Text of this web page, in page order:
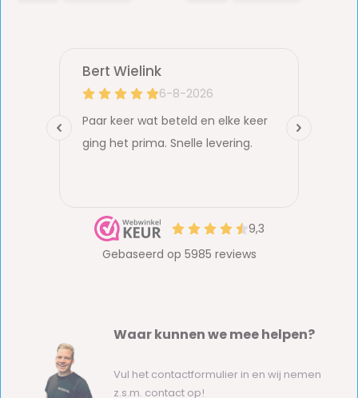
Waar kunnen we mee helpen?
Vul het contactformulier in en wij nemen
z.s.m. contact op!